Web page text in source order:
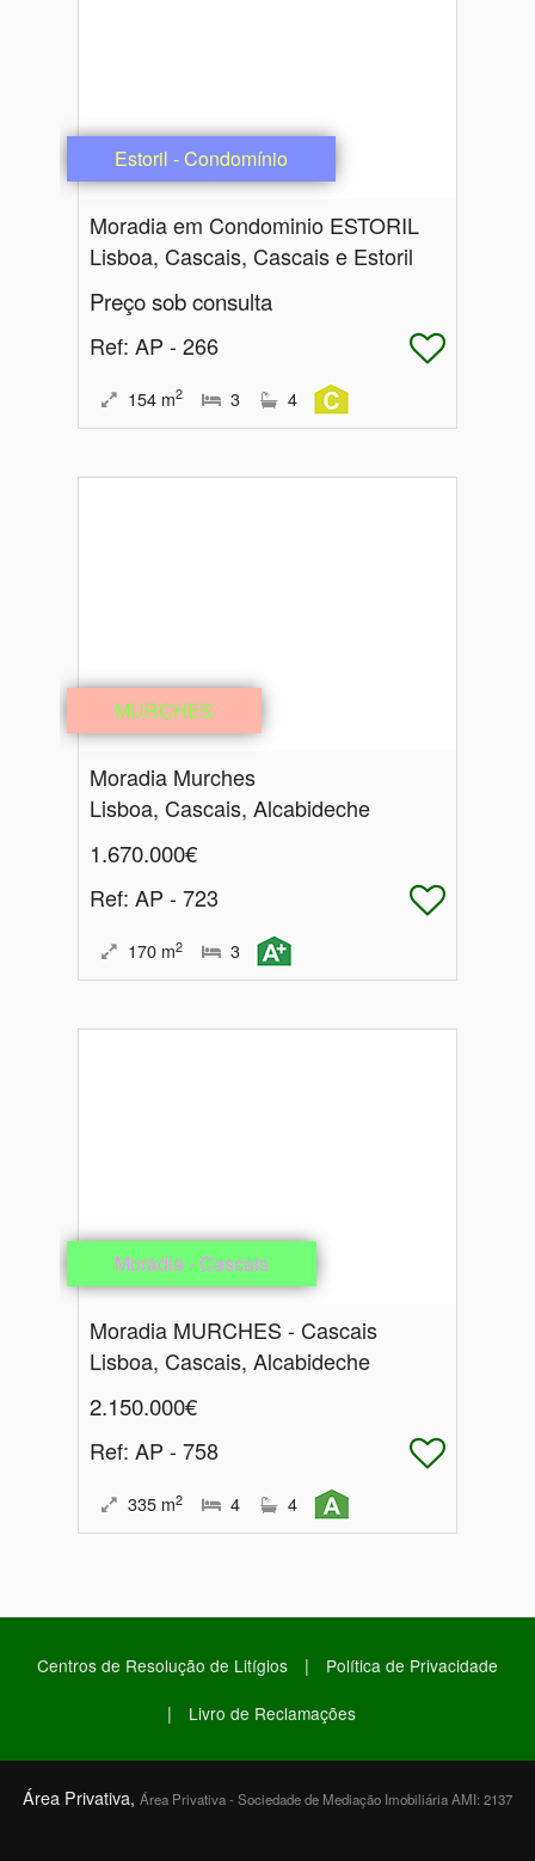
Estoril - Condomínio
Moradia em Condominio ESTORIL
Lisboa, Cascais, Cascais e Estoril
Preço sob consulta
Ref: AP - 266
154 m2 3 4
MURCHES
Moradia Murches
Lisboa, Cascais, Alcabideche
1.670.000€
Ref: AP - 723
170 m2 3
Moradia - Cascais
Moradia MURCHES - Cascais
Lisboa, Cascais, Alcabideche
2.150.000€
Ref: AP - 758
335 m2 4 4
Centros de Resolução de Litígios | Política de Privacidade
| Livro de Reclamações
Área Privativa, Área Privativa - Sociedade de Mediação Imobiliária AMI: 2137